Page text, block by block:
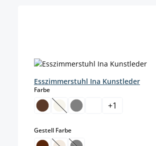
Esszimmerstuhl Ina Kunstleder
Farbeauswählen
(Diese Option ist zurzeit
+1
Gestell Farbeauswählen